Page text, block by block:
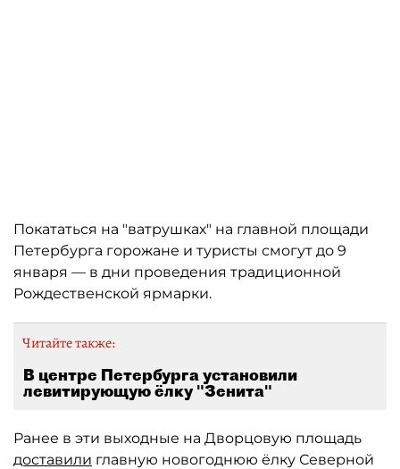
Покататься на "ватрушках" на главной площади
Петербурга горожане и туристы смогут до 9
января — в дни проведения традиционной
Рождественской ярмарки.
Читайте также:
В центре Петербурга установили
левитирующую ёлку "Зенита"
Ранее в эти выходные на Дворцовую площадь
доставили главную новогоднюю ёлку Северной